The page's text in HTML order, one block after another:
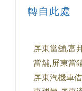
轉自此處
屏東當舖,富
當舖,屏東當
屏東汽機車